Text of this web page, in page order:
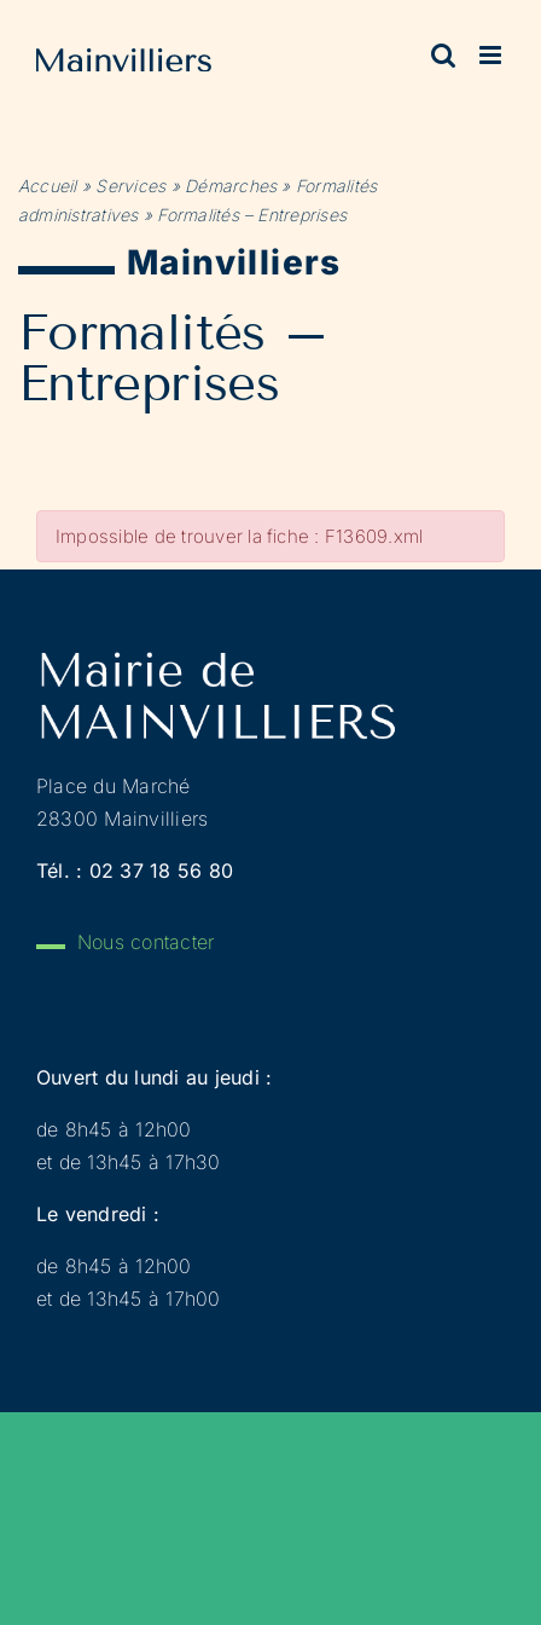
contenu
Accueil» Services» Démarches» Formalités
administratives» Formalités – Entreprises
Mainvilliers
Formalités –
Entreprises
Impossible de trouver la fiche : F13609.xml
Place du Marché
28300 Mainvilliers
Tél. : 02 37 18 56 80
Nous contacter
Ouvert du lundi au jeudi :
de 8h45 à 12h00
et de 13h45 à 17h30
Le vendredi :
de 8h45 à 12h00
et de 13h45 à 17h00